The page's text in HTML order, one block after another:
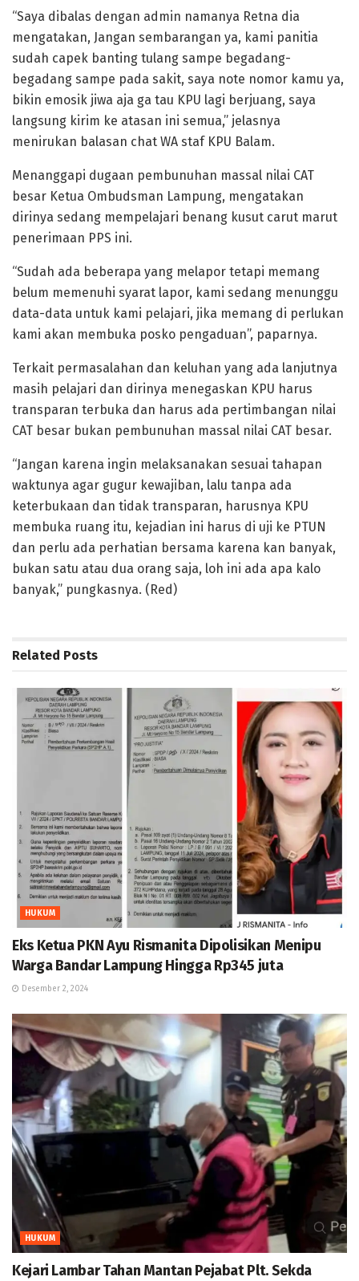
“Saya dibalas dengan admin namanya Retna dia
mengatakan, Jangan sembarangan ya, kami panitia
sudah capek banting tulang sampe begadang-
begadang sampe pada sakit, saya note nomor kamu ya,
bikin emosik jiwa aja ga tau KPU lagi berjuang, saya
langsung kirim ke atasan ini semua,” jelasnya
menirukan balasan chat WA staf KPU Balam.
Menanggapi dugaan pembunuhan massal nilai CAT
besar Ketua Ombudsman Lampung, mengatakan
dirinya sedang mempelajari benang kusut carut marut
penerimaan PPS ini.
“Sudah ada beberapa yang melapor tetapi memang
belum memenuhi syarat lapor, kami sedang menunggu
data-data untuk kami pelajari, jika memang di perlukan
kami akan membuka posko pengaduan”, paparnya.
Terkait permasalahan dan keluhan yang ada lanjutnya
masih pelajari dan dirinya menegaskan KPU harus
transparan terbuka dan harus ada pertimbangan nilai
CAT besar bukan pembunuhan massal nilai CAT besar.
“Jangan karena ingin melaksanakan sesuai tahapan
waktunya agar gugur kewajiban, lalu tanpa ada
keterbukaan dan tidak transparan, harusnya KPU
membuka ruang itu, kejadian ini harus di uji ke PTUN
dan perlu ada perhatian bersama karena kan banyak,
bukan satu atau dua orang saja, loh ini ada apa kalo
banyak,” pungkasnya. (Red)
Related Posts
HUKUM
Eks Ketua PKN Ayu Rismanita Dipolisikan Menipu
Warga Bandar Lampung Hingga Rp345 juta
Desember 2, 2024
HUKUM
Kejari Lambar Tahan Mantan Pejabat Plt. Sekda